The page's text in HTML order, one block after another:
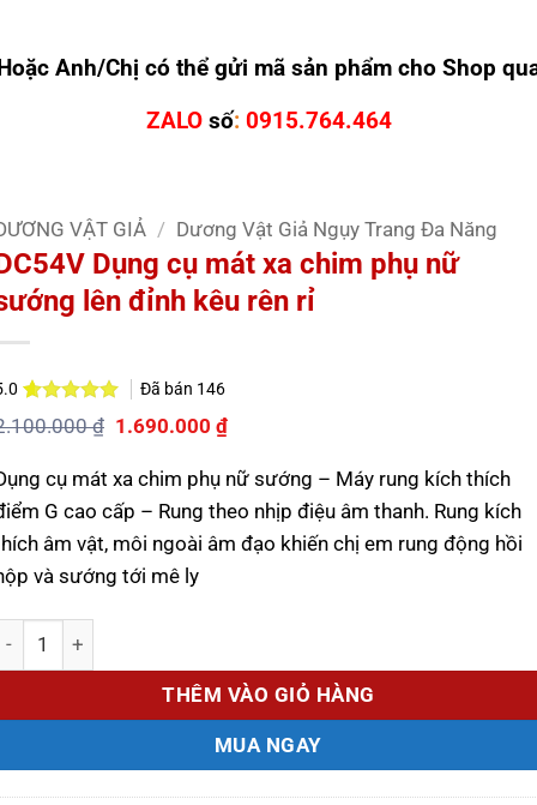
Anh/Chị có thể gửi mã sản phẩm cho Shop
ZALO số: 0915.764.464
VẬT GIẢ / Dương Vật Giả Ngụy Trang Đa Năng
Dụng cụ mát xa chim phụ nữ
lên đỉnh kêu rên rỉ
5.0 trên 5
dựa trên
1
Đã bán 146
₫ Giá
2.100.000 ₫.
1.690.000₫Giá
tại
là:
1.690.000 ₫.
cụ mát xa chim phụ nữ sướng – Máy rung kích thích
G cao cấp – Rung theo nhịp điệu âm thanh. Rung kích
âm vật, môi ngoài âm đạo khiến chị em rung động hồi
và sướng tới mê ly
lượng
THÊM VÀO GIỎ HÀNG
MUA NGAY